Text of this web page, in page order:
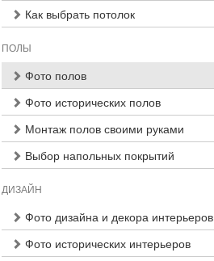
Как выбрать потолок
ПОЛЫ
Фото полов
Фото исторических полов
Монтаж полов своими руками
Выбор напольных покрытий
ДИЗАЙН
Фото дизайна и декора интерьеров
Фото исторических интерьеров